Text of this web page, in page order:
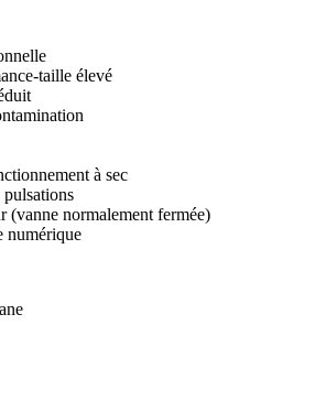
taille élevé
à sec
(vanne normalement fermée)
numérique